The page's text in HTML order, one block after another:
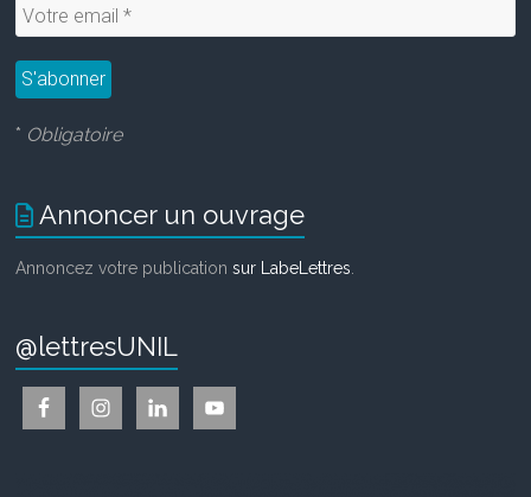
* Obligatoire
Annoncer un ouvrage
Annoncez votre publicationsur LabeLettres
@lettresUNIL